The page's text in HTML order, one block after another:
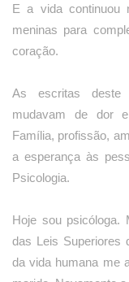
E a vida continuou
meninas para
coração.
As escritas deste
mudavam de dor
Família, profissão,
a esperança às
Psicologia.
Hoje sou psicóloga.
das Leis Superiores
da vida humana me